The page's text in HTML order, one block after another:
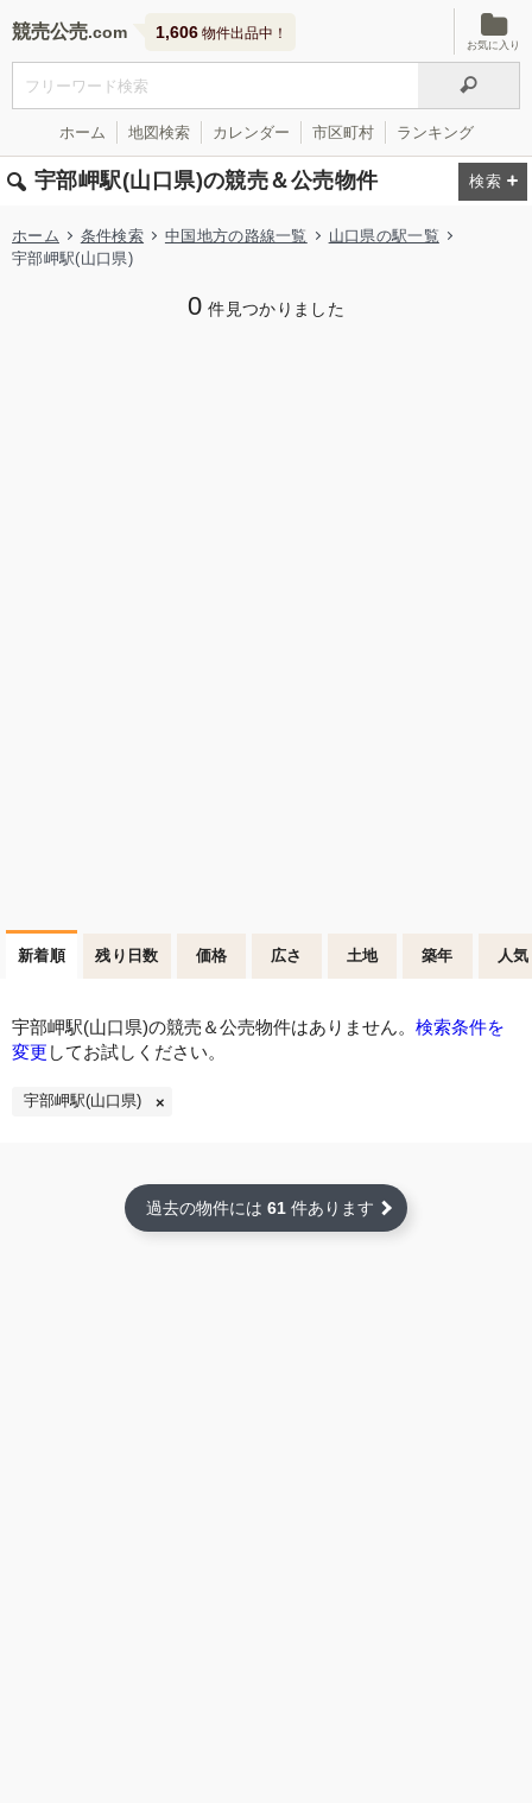
競売公売 1,606 物件出品中！
お気に入り
ホーム 地図検索 カレンダー 市区町村 ランキング
宇部岬駅(山口県)の競売＆公売物件
ホーム 条件検索 中国地方の路線一覧
山口県の駅一覧
宇部岬駅(山口県)
0 件見つかりました
新着順 残り日数 価格 広さ 土地 築年 人気
宇部岬駅(山口県)の競売＆公売物件はありません。 検索条件を
変更 してお試しください。
宇部岬駅(山口県)
過去の物件には 61 件あります